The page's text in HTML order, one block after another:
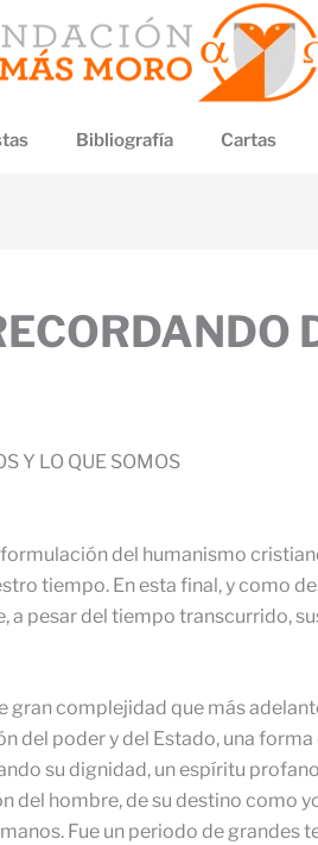
Bibliografía Cartas
Y LO QUE SOMOS
del humanismo
tiempo. En esta final, y como
pesar del tiempo transcurrido,
gran complejidad que más
del poder y del Estado, una
su dignidad, un espíritu
hombre, de su destino como
Fue un periodo de grandes